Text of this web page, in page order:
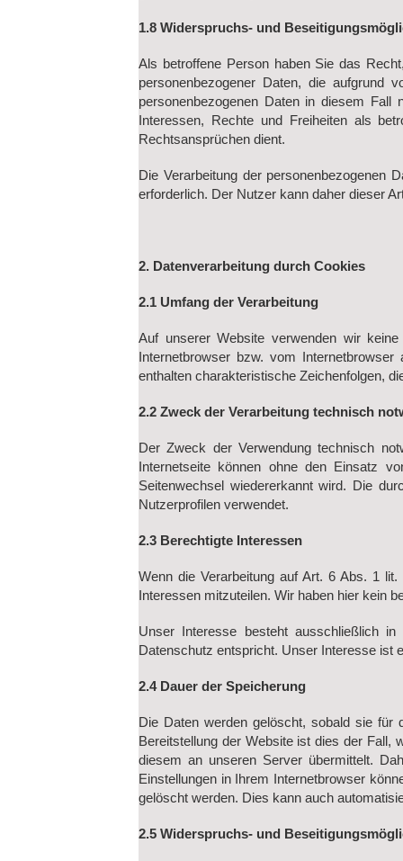
1.8 Widerspruchs- und
Als betroffene Person haben Sie das
personenbezogener Daten, die
personenbezogenen Daten in diesem
Interessen, Rechte und Freiheiten als
Rechtsansprüchen dient.
Die Verarbeitung der personenbezogenen
erforderlich. Der Nutzer kann daher dieser
2. Datenverarbeitung durch Cookies
2.1 Umfang der Verarbeitung
Auf unserer Website verwenden wir
Internetbrowser bzw. vom
enthalten charakteristische Zeichenfolgen,
2.2 Zweck der Verarbeitung technisch
Der Zweck der Verwendung technisch
Internetseite können ohne den Einsatz
Seitenwechsel wiedererkannt wird. Die
Nutzerprofilen verwendet.
2.3 Berechtigte Interessen
Wenn die Verarbeitung auf Art. 6 Abs. 1
Interessen mitzuteilen. Wir haben hier kein
Unser Interesse besteht ausschließlich
Datenschutz entspricht. Unser Interesse ist
2.4 Dauer der Speicherung
Die Daten werden gelöscht, sobald sie für
Bereitstellung der Website ist dies der Fall,
diesem an unseren Server übermittelt.
Einstellungen in Ihrem Internetbrowser
gelöscht werden. Dies kann auch
2.5 Widerspruchs- und